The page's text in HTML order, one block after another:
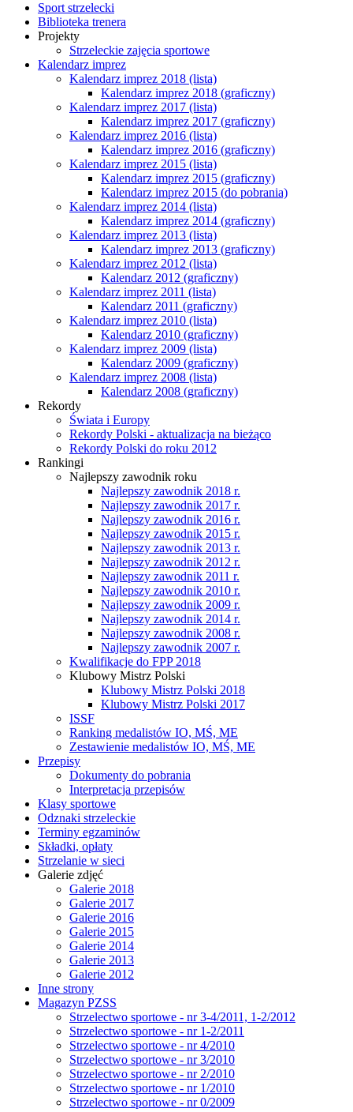
Sport strzelecki
Biblioteka trenera
Projekty
Strzeleckie zajęcia sportowe
Kalendarz imprez
Kalendarz imprez 2018 (lista)
Kalendarz imprez 2018 (graficzny)
Kalendarz imprez 2017 (lista)
Kalendarz imprez 2017 (graficzny)
Kalendarz imprez 2016 (lista)
Kalendarz imprez 2016 (graficzny)
Kalendarz imprez 2015 (lista)
Kalendarz imprez 2015 (graficzny)
Kalendarz imprez 2015 (do pobrania)
Kalendarz imprez 2014 (lista)
Kalendarz imprez 2014 (graficzny)
Kalendarz imprez 2013 (lista)
Kalendarz imprez 2013 (graficzny)
Kalendarz imprez 2012 (lista)
Kalendarz 2012 (graficzny)
Kalendarz imprez 2011 (lista)
Kalendarz 2011 (graficzny)
Kalendarz imprez 2010 (lista)
Kalendarz 2010 (graficzny)
Kalendarz imprez 2009 (lista)
Kalendarz 2009 (graficzny)
Kalendarz imprez 2008 (lista)
Kalendarz 2008 (graficzny)
Rekordy
Świata i Europy
Rekordy Polski - aktualizacja na bieżąco
Rekordy Polski do roku 2012
Rankingi
Najlepszy zawodnik roku
Najlepszy zawodnik 2018 r.
Najlepszy zawodnik 2017 r.
Najlepszy zawodnik 2016 r.
Najlepszy zawodnik 2015 r.
Najlepszy zawodnik 2013 r.
Najlepszy zawodnik 2012 r.
Najlepszy zawodnik 2011 r.
Najlepszy zawodnik 2010 r.
Najlepszy zawodnik 2009 r.
Najlepszy zawodnik 2014 r.
Najlepszy zawodnik 2008 r.
Najlepszy zawodnik 2007 r.
Kwalifikacje do FPP 2018
Klubowy Mistrz Polski
Klubowy Mistrz Polski 2018
Klubowy Mistrz Polski 2017
ISSF
Ranking medalistów IO, MŚ, ME
Zestawienie medalistów IO, MŚ, ME
Przepisy
Dokumenty do pobrania
Interpretacja przepisów
Klasy sportowe
Odznaki strzeleckie
Terminy egzaminów
Składki, opłaty
Strzelanie w sieci
Galerie zdjęć
Galerie 2018
Galerie 2017
Galerie 2016
Galerie 2015
Galerie 2014
Galerie 2013
Galerie 2012
Inne strony
Magazyn PZSS
Strzelectwo sportowe - nr 3-4/2011, 1-2/2012
Strzelectwo sportowe - nr 1-2/2011
Strzelectwo sportowe - nr 4/2010
Strzelectwo sportowe - nr 3/2010
Strzelectwo sportowe - nr 2/2010
Strzelectwo sportowe - nr 1/2010
Strzelectwo sportowe - nr 0/2009